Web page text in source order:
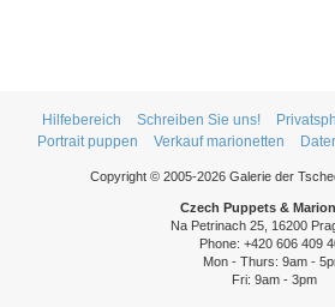
Hilfebereich Schreiben Sie uns!
Portrait puppen
Verkauf marionetten
Copyright © 2005-2026 Galerie der
Czech Puppets &
Na Petrinach 25, 16200
Phone: +420 606 409
Mon - Thurs: 9am -
Fri: 9am - 3pm